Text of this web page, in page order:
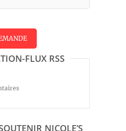
FLUX RSS
NICOLE’S